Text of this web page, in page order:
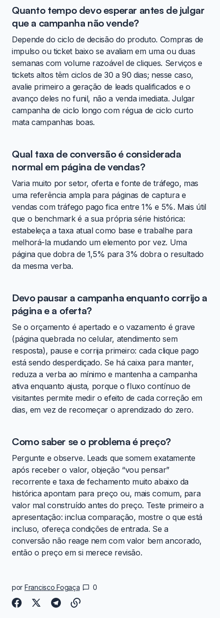
Quanto tempo devo esperar antes de julgar
que a campanha não vende?
Depende do ciclo de decisão do produto. Compras de
impulso ou ticket baixo se avaliam em uma ou duas
semanas com volume razoável de cliques. Serviços e
tickets altos têm ciclos de 30 a 90 dias; nesse caso,
avalie primeiro a geração de leads qualificados e o
avanço deles no funil, não a venda imediata. Julgar
campanha de ciclo longo com régua de ciclo curto
mata campanhas boas.
Qual taxa de conversão é considerada
normal em página de vendas?
Varia muito por setor, oferta e fonte de tráfego, mas
uma referência ampla para páginas de captura e
vendas com tráfego pago fica entre 1% e 5%. Mais útil
que o benchmark é a sua própria série histórica:
estabeleça a taxa atual como base e trabalhe para
melhorá-la mudando um elemento por vez. Uma
página que dobra de 1,5% para 3% dobra o resultado
da mesma verba.
Devo pausar a campanha enquanto corrijo a
página e a oferta?
Se o orçamento é apertado e o vazamento é grave
(página quebrada no celular, atendimento sem
resposta), pause e corrija primeiro: cada clique pago
está sendo desperdiçado. Se há caixa para manter,
reduza a verba ao mínimo e mantenha a campanha
ativa enquanto ajusta, porque o fluxo contínuo de
visitantes permite medir o efeito de cada correção em
dias, em vez de recomeçar o aprendizado do zero.
Como saber se o problema é preço?
Pergunte e observe. Leads que somem exatamente
após receber o valor, objeção “vou pensar”
recorrente e taxa de fechamento muito abaixo da
histórica apontam para preço ou, mais comum, para
valor mal construído antes do preço. Teste primeiro a
apresentação: inclua comparação, mostre o que está
incluso, ofereça condições de entrada. Se a
conversão não reage nem com valor bem ancorado,
então o preço em si merece revisão.
por Francisco Fogaça 0